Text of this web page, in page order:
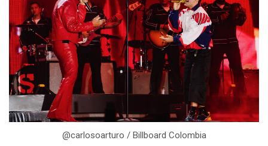
@carlosoarturo / Billboard Colombia